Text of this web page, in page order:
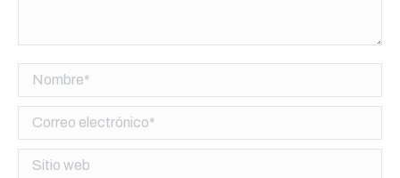
Nombre *
Correo electrónico *
Sitio web